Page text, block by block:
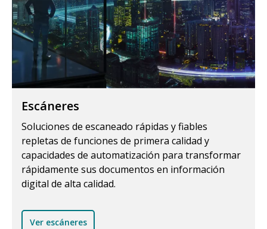
Escáneres
Soluciones de escaneado rápidas y fiables
repletas de funciones de primera calidad y
capacidades de automatización para transformar
rápidamente sus documentos en información
digital de alta calidad.
Ver escáneres